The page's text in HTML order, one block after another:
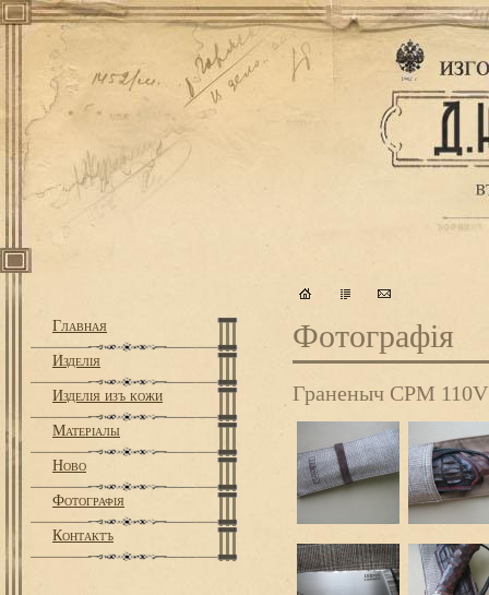
Главная
Изделiя
Изделiя изъ кожи
Матерiалы
Ново
Фотографiя
Контактъ
Фотографiя
Граненыч CPM